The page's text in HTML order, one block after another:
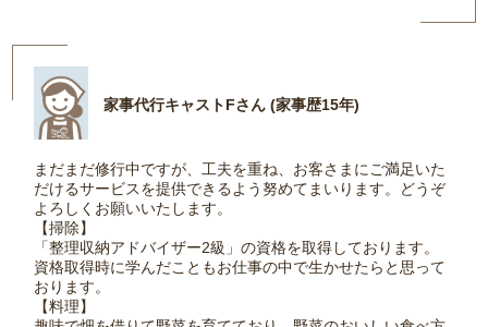
家事代行キャストFさん (家事歴15年)
まだまだ修行中ですが、工夫を重ね、お客さまにご満足いた
だけるサービスを提供できるよう努めてまいります。どうぞ
よろしくお願いいたします。
【掃除】
「整理収納アドバイザー2級」の資格を取得しております。
資格取得時に学んだこともお仕事の中で生かせたらと思って
おります。
【料理】